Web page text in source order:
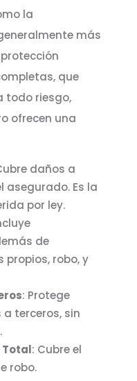
la
más
que
todo riesgo,
ofrecen una
daños a
asegurado. Es la
por ley.
de
robo, y
: Protege
terceros, sin
Total: Cubre el
robo.